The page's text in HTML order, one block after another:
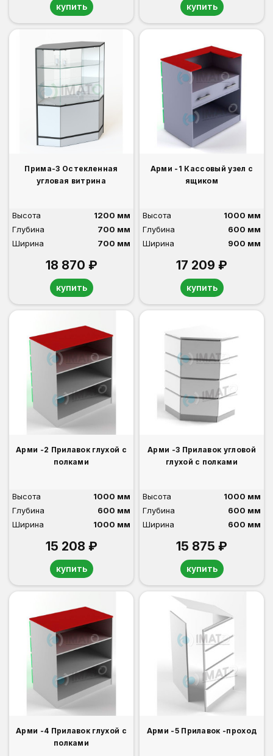
купить купить
Прима-3 Остекленная
угловая витрина
Высота
1200 мм
Глубина
700 мм
Ширина
700 мм
18 870 ₽
купить
Арми -1 Кассовый узел с
ящиком
Высота
1000 мм
Глубина
600 мм
Ширина
900 мм
17 209 ₽
купить
Арми -2 Прилавок глухой с
полками
Высота
1000 мм
Глубина
600 мм
Ширина
1000 мм
15 208 ₽
купить
Арми -3 Прилавок угловой
глухой с полками
Высота
1000 мм
Глубина
600 мм
Ширина
600 мм
15 875 ₽
купить
Арми -4 Прилавок глухой с
полками
Арми -5 Прилавок -проход